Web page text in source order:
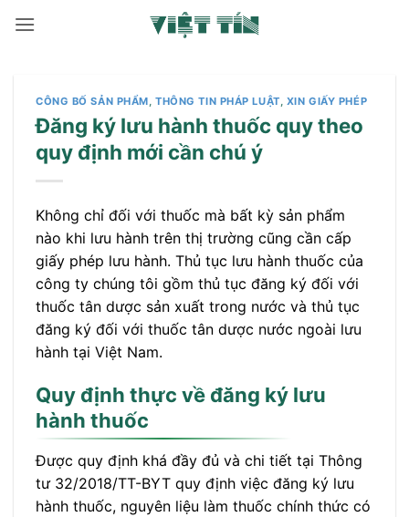
qua
CÔNG BỐ SẢN PHẨM,THÔNG TIN PHÁP LUẬT, XIN GIẤY PHÉP
Đăng ký lưu hành thuốc quy theo
quy định mới cần chú ý
Không chỉ đối với thuốc mà bất kỳ sản phẩm
nào khi lưu hành trên thị trường cũng cần cấp
giấy phép lưu hành. Thủ tục lưu hành thuốc của
công ty chúng tôi gồm thủ tục đăng ký đối với
thuốc tân dược sản xuất trong nước và thủ tục
đăng ký đối với thuốc tân dược nước ngoài lưu
hành tại Việt Nam.
Quy định thực về đăng ký lưu
hành thuốc
Được quy định khá đầy đủ và chi tiết tại Thông
tư 32/2018/TT-BYT quy định việc đăng ký lưu
hành thuốc, nguyên liệu làm thuốc chính thức có